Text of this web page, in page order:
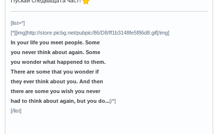
[list=*]
[*][img]http://store.picbg.net/pubpic/86/D8/ff1b3148fe5f86d8.gif[/img]
In your life you meet people. Some
you never think about again. Some
you wonder what happened to them.
There are some that you wonder if
they ever think about you. And then
there are some you wish you never
had to think about again, but you do...[/*]
[/list]